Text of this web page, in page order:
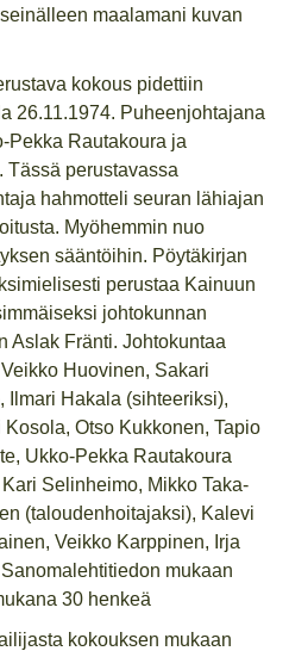
maalamani kuvan
kokous pidettiin
26.11.1974. Puheenjohtajana
Pekka Rautakoura ja
Tässä perustavassa
hahmotteli seuran lähiajan
Myöhemmin nuo
sääntöihin. Pöytäkirjan
perustaa Kainuun
johtokunnan
Aslak Fränti. Johtokuntaa
Huovinen, Sakari
Ilmari Hakala (sihteeriksi),
Otso Kukkonen, Tapio
Ukko-Pekka Rautakoura
Selinheimo, Mikko Taka-
(taloudenhoitajaksi), Kalevi
Veikko Karppinen, Irja
mukaan
30 henkeä
kokouksen mukaan